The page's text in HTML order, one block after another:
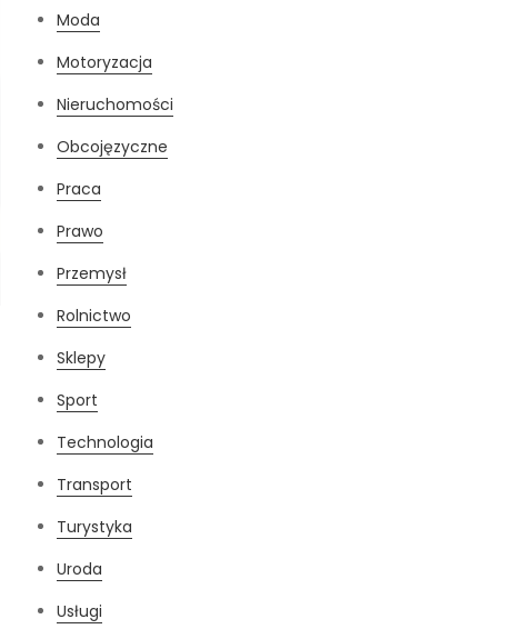
Moda
Motoryzacja
Nieruchomości
Obcojęzyczne
Praca
Prawo
Przemysł
Rolnictwo
Sklepy
Sport
Technologia
Transport
Turystyka
Uroda
Usługi